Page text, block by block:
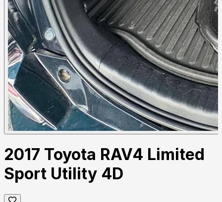
2017 Toyota RAV4 Limited
Sport Utility 4D